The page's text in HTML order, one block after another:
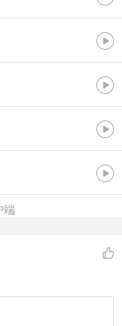
端